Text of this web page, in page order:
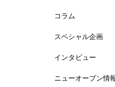
コラム
スペシャル企画
インタビュー
ニューオープン情